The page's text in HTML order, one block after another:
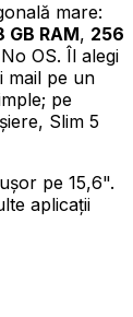
mare:
GB RAM, 256
OS. Îl alegi
mail pe un
pe
Slim 5
pe 15,6".
aplicații